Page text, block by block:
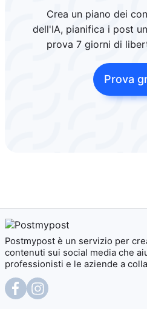
Crea un piano dei
dell'IA, pianifica i post
prova 7 giorni di
Prova
Postmypost è un servizio per
contenuti sui social media che
professionisti e le aziende a